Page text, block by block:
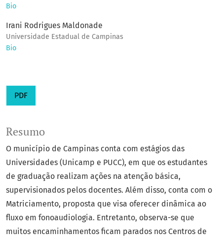
Bio
Irani Rodrigues Maldonade
Universidade Estadual de Campinas
Bio
PDF
Resumo
O município de Campinas conta com estágios das
Universidades (Unicamp e PUCC), em que os estudantes
de graduação realizam ações na atenção básica,
supervisionados pelos docentes. Além disso, conta com o
Matriciamento, proposta que visa oferecer dinâmica ao
fluxo em fonoaudiologia. Entretanto, observa-se que
muitos encaminhamentos ficam parados nos Centros de